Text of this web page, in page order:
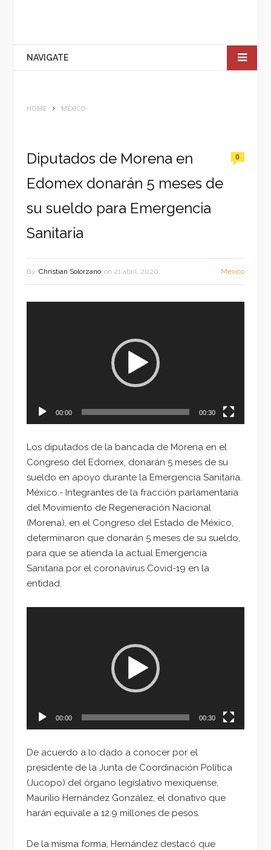
NAVIGATE
HOME MÉXICO
Diputados de Morena en
Edomex donarán 5 meses de
su sueldo para Emergencia
Sanitaria
0
By Christian Solorzano on 21 abril, 2020 México
00:00 00:30
Los diputados de la bancada de Morena en el
Congreso del Edomex, donarán 5 meses de su
sueldo en apoyo durante la Emergencia Sanitaria.
México.- Integrantes de la fracción parlamentaria
del Movimiento de Regeneración Nacional
(Morena), en el Congreso del Estado de México,
determinaron que donarán 5 meses de su sueldo,
para que se atienda la actual Emergencia
Sanitaria por el coronavirus Covid-19 en la
entidad.
00:00 00:30
De acuerdo a lo dado a conocer por el
presidente de la Junta de Coordinación Política
(Jucopo) del órgano legislativo mexiquense,
Maurilio Hernández González, el donativo que
harán equivale a 12.9 millones de pesos.
De la misma forma, Hernández destacó que